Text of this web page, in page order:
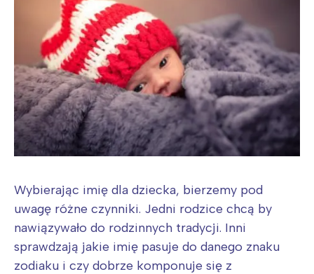
Wybierając imię dla dziecka, bierzemy pod
uwagę różne czynniki. Jedni rodzice chcą by
nawiązywało do rodzinnych tradycji. Inni
sprawdzają jakie imię pasuje do danego znaku
zodiaku i czy dobrze komponuje się z